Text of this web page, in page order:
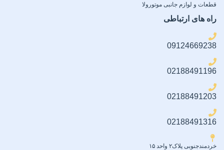
قطعات و لوازم جانبی موتورولا
راه های ارتباطی
09124669238
02188491196
02188491203
02188491316
خردمندجنوبی پلاک۲ واحد ۱۵